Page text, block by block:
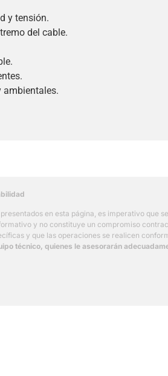
y tensión.
del cable.
ambientales.
en esta página, es imperativo
y no constituye un compromiso
y que las operaciones se realicen
técnico, quienes le asesorarán